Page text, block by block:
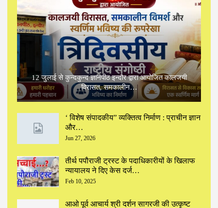
12 जुलाई से कुन्दकुन्द ज्ञानपीठ इन्दौर द्वारा आयोजित कालजयी
विरासत, समकालीन…
‘ विशेष संपादकीय” ‌व्यक्तित्व निर्माण : प्राचीन ज्ञान
और…
Jun 27, 2026
तीर्थ पपौराजी ट्रस्ट के पदाधिकारीयों के खिलाफ
न्यायालय ने दिए केस दर्ज…
Feb 10, 2025
आओ पूर्व आचार्य श्री दर्शन सागरजी की उत्कृष्ट